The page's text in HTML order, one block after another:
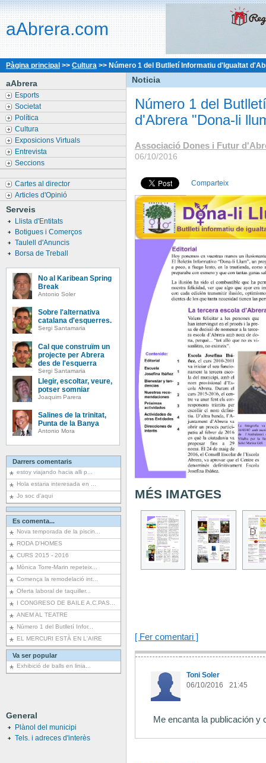
aAbrera.com
Pàgina principal >> Cultura >> Número 1 del Butlletí Informatiu d'Igualtat
aAbrera
Esports
Societat
Política
Cultura
Exposicions Virtuals
Entrevista
Seccions
Cartes al director
Articles d'Opinió
Serveis
Llista d'Entitats
Botigues i Comerços
Taulell d'Anuncis
Borsa de Treball
No al Karibean Spring
Break
Antonio Soler
Sobre l'alternativa
catalana d'esquerres.
Sergi Santamaria
Cal que construïm un
projecte per Abrera
des de l'esquerra
Sergi Santamaria
Llegir, escoltar, veure,
potser somniar
Joaquim Parera
Salines de la trinitat,
Punta de la Banya
Antonio Mora
Darrers comentaris
estoy viajando hacia alli p...
Hola estaria interesada en ...
Jo soc d'aqui
Es comenta...
Nova temporada de la piscin...
RODA D'HOMES
CURS 2015 - 2016
Mònica Torre-Marin repeteix...
Comença la remodelació int...
Oferta laboral de taquiller...
I CONGRESO DE BAILE A.C.PAS...
ANEM AL TEATRE
Número 1 del Butlletí Infor...
EL MERCURI ESTÀ EN L'AIRE
Va ser popular
Exhibició de balls en linia...
General
Plànol del municipi
Tels. i adreces d'interès
Noticia
Número 1 del
d'Abrera "Dona-li
Associació Dones i Futur
06/10/2016
Comparteix
MÉS IMATGES
[ Fer comentari ]
Toni Soler
06/10/2016
21:45
Me encanta la publicación y